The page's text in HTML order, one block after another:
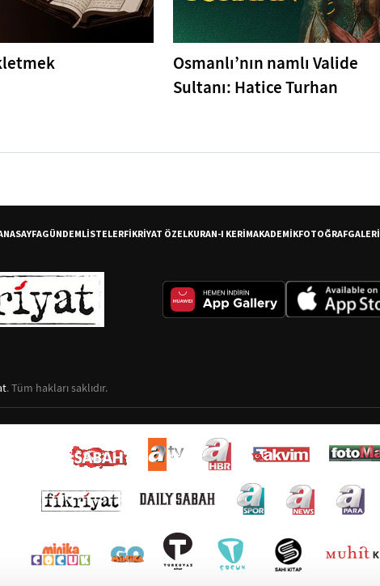
Osmanlı’nın namlı Valide
Sultanı: Hatice Turhan
GÜNDEMLİSTELERFİKRİYAT ÖZELKURAN-I KERİMAKADEMİKFOTOĞRAFGALERİ
. Tüm hakları saklıdır.